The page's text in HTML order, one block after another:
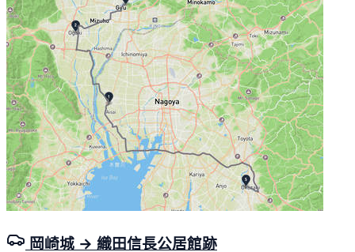
岡崎城 → 織田信長公居館跡